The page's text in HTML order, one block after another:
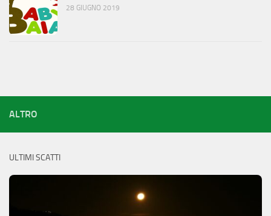
28 GIUGNO 2019
ALTRO
ULTIMI SCATTI